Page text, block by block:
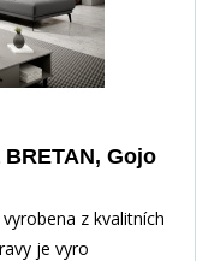
Gojo
z kvalitních
je vyro